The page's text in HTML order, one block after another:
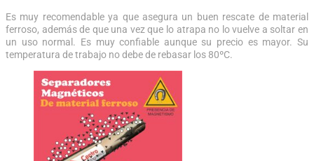
Es muy recomendable ya que asegura un buen rescate de material
ferroso, además de que una vez que lo atrapa no lo vuelve a soltar en
un uso normal. Es muy confiable aunque su precio es mayor. Su
temperatura de trabajo no debe de rebasar los 80ºC.